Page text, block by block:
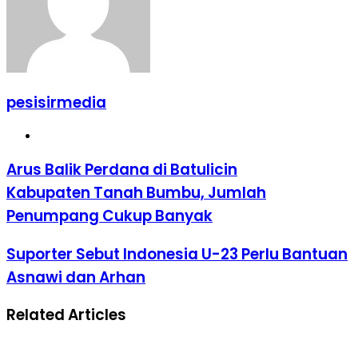
pesisirmedia
Arus Balik Perdana di Batulicin
Kabupaten Tanah Bumbu, Jumlah
Penumpang Cukup Banyak
Suporter Sebut Indonesia U-23 Perlu Bantuan
Asnawi dan Arhan
Related Articles